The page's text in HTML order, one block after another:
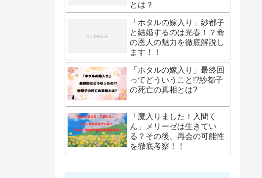
とは？
「ホタルの嫁入り」紗都子
と結婚するのは光春！？命
の恩人の魅力を徹底解説し
ます！！
「ホタルの嫁入り」最終回
ってどういうこと!?紗都子
の死亡の真相とは?
「魔入りました！入間く
ん」メリーゼは生きてい
る？その後、再会の可能性
を徹底考察！！